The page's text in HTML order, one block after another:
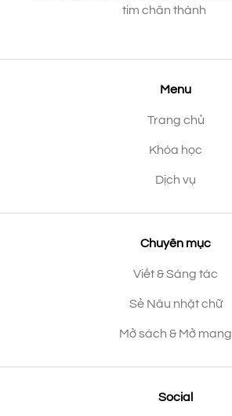
tim chân thành
Menu
Trang chủ
Khóa học
Dịch vụ
Chuyên mục
Viết & Sáng tác
Sẻ Nâu nhặt chữ
Mở sách & Mở mang
Social